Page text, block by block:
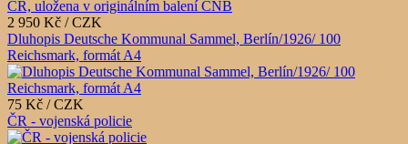
2 950 Kč / CZK
Dluhopis Deutsche Kommunal Sammel, Berlín/1926/ 100
Reichsmark, formát A4
75 Kč / CZK
ČR - vojenská policie